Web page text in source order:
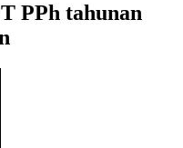
PPh tahunan